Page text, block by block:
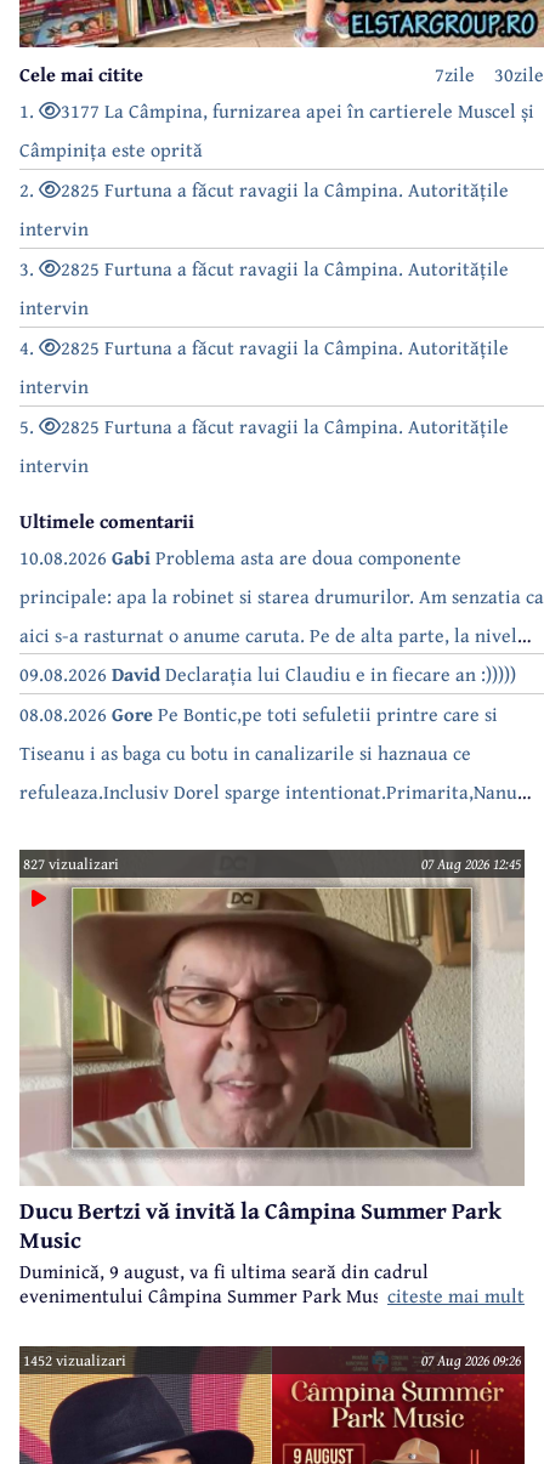
30zile
7zile
Cele mai citite
1.
3177 La Câmpina, furnizarea apei în cartierele Muscel și
Câmpinița este oprită
2.
2825 Furtuna a făcut ravagii la Câmpina. Autoritățile
intervin
3.
2825 Furtuna a făcut ravagii la Câmpina. Autoritățile
intervin
4.
2825 Furtuna a făcut ravagii la Câmpina. Autoritățile
intervin
5.
2825 Furtuna a făcut ravagii la Câmpina. Autoritățile
intervin
Ultimele comentarii
10.08.2026 GabiProblema asta are doua componente
principale: apa la robinet si starea drumurilor. Am senzatia ca
aici s-a rasturnat o anume caruta. Pe de alta parte, la nivel
national, serialul asta deja a difuzat episoadele 'fara apa' si
'fara energie'. Banuiesc ca urmeaza episodul 'fara hrana'.
09.08.2026 DavidDeclarația lui Claudiu e in fiecare an :)))))
08.08.2026 GorePe Bontic,pe toti sefuletii printre care si
Tiseanu i as baga cu botu in canalizarile si haznaua ce
refuleaza.Inclusiv Dorel sparge intentionat.Primarita,Nanu
827 vizualizari 07 Aug 2026 12:45
Ducu Bertzi vă invită la Câmpina Summer Park
Music
Duminică, 9 august, va fi ultima seară din cadrul
evenimentului Câmpina Summer Park Music 2026.citeste mai mult
1452 vizualizari 07 Aug 2026 09:26